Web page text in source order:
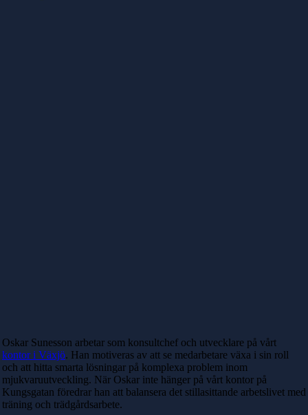
Oskar Sunesson arbetar som konsultchef och utvecklare på vårt
kontor i Växjö. Han motiveras av att se medarbetare växa i sin roll
och att hitta smarta lösningar på komplexa problem inom
mjukvaruutveckling. När Oskar inte hänger på vårt kontor på
Kungsgatan föredrar han att balansera det stillasittande arbetslivet med
träning och trädgårdsarbete.